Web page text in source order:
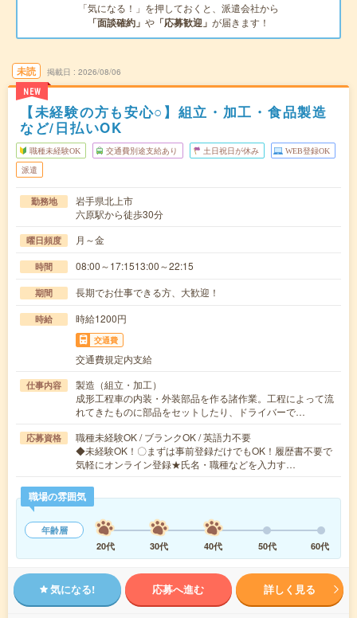
「気になる！」を押しておくと、派遣会社から
「面談確約」 や 「応募歓迎」 が届きます！
未読
NEW
掲載日 2026/08/06
【未経験の方も安心○】組立・加工・食品製造
など/日払いOK
職種未経験OK 交通費別途支給あり 土日祝日が休み WEB登録OK
派遣
勤務地
岩手県北上市
六原駅から徒歩30分
曜日頻度 月～金
時間 08:00～17:1513:00～22:15
期間 長期でお仕事できる方、大歓迎！
時給 時給1200円
交通費
交通費規定内支給
仕事内容
製造（組立・加工）
成形工程車の内装・外装部品を作る諸作業。工程によって流
れてきたものに部品をセットしたり、ドライバーで…
応募資格
職種未経験OK / ブランクOK / 英語力不要
◆未経験OK！〇まずは事前登録だけでもOK！履歴書不要で
気軽にオンライン登録★氏名・職種などを入力す…
職場の雰囲気
年齢層
20代
30代 40代 50代 60代
気になる! 応募へ進む 詳しく見る